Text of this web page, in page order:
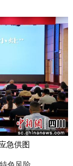
急供图